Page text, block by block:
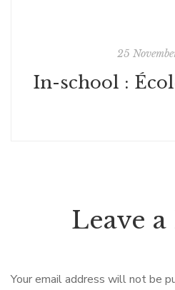
25
Leave
Your email address will not be